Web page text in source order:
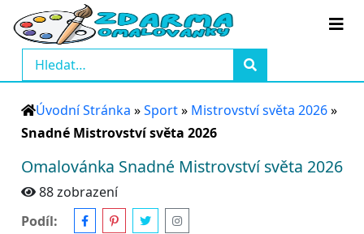
Úvodní Stránka »Sport» Mistrovství světa 2026»
Snadné Mistrovství světa 2026
Omalovánka Snadné Mistrovství světa 2026
88 zobrazení
Podíl: